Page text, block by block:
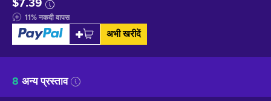
$7.39
11% नकदी वापस
अभी खरीदें
8 अन्य प्रस्ताव